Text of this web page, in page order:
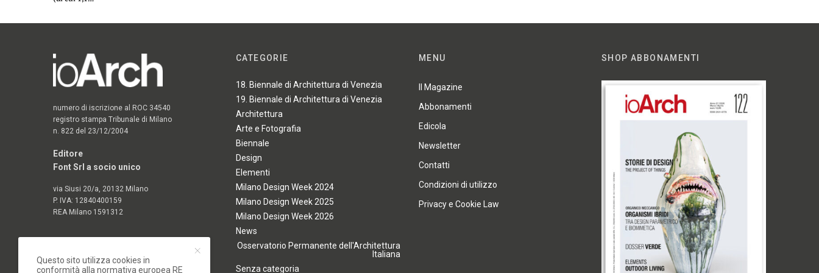
numero di iscrizione al ROC 34540
registro stampa Tribunale di Milano
n. 822 del 23/12/2004
Editore
Font Srl a socio unico
via Siusi 20/a, 20132 Milano
P. IVA: 12840400159
REA Milano 1591312
CATEGORIE
18. Biennale di Architettura di Venezia
19. Biennale di Architettura di Venezia
Architettura
Arte e Fotografia
Biennale
Design
Elementi
Milano Design Week 2024
Milano Design Week 2025
Milano Design Week 2026
News
Osservatorio Permanente dell'Architettura
Italiana
Senza categoria
MENU
Il Magazine
Abbonamenti
Edicola
Newsletter
Contatti
Condizioni di utilizzo
Privacy e Cookie Law
SHOP ABBONAMENTI
Questo sito utilizza cookies in
conformità alla normativa europea RE